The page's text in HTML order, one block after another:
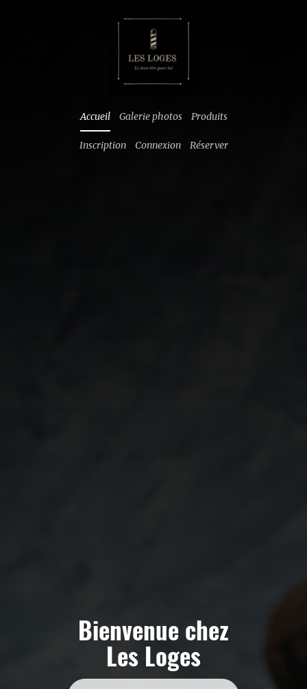
Accueil Galerie photos Produits
Inscription Connexion Réserver
Bienvenue chez
Les Loges